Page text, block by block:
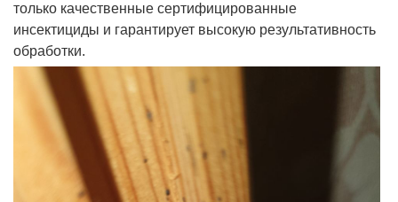
только качественные сертифицированные
инсектициды и гарантирует высокую результативность
обработки.